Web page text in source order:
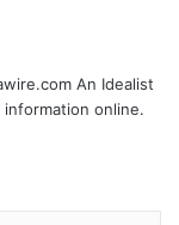
An Idealist
online.